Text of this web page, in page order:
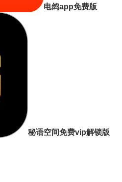
电鸽app免费版
秘语空间免费vip解锁版